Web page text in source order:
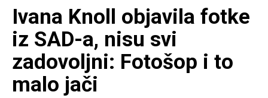
Ivana Knoll objavila fotke
iz SAD-a, nisu svi
zadovoljni: Fotošop i to
malo jači